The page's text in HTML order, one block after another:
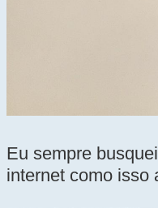
Eu sempre
internet como isso